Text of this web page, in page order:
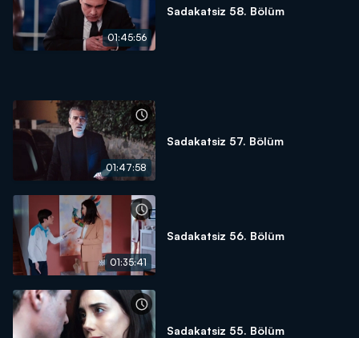
01:45:56
Sadakatsiz 58. Bölüm
01:47:58
Sadakatsiz 57. Bölüm
01:35:41
Sadakatsiz 56. Bölüm
Sadakatsiz 55. Bölüm